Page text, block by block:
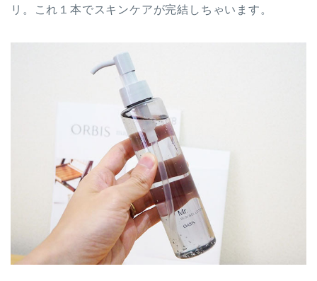
リ。これ１本でスキンケアが完結しちゃいます。